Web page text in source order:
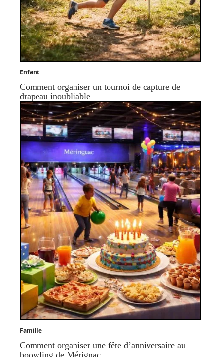
Enfant
Comment organiser un tournoi de capture de
drapeau inoubliable
Famille
Comment organiser une fête d’anniversaire au
boowling de Mérignac